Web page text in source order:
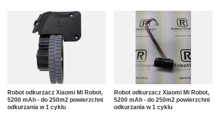
Robot odkurzacz Xiaomi Mi Robot,
5200 mAh - do 250m2 powierzchni
odkurzania w 1 cyklu
Robot odkurzacz Xiaomi Mi Robot,
5200 mAh - do 250m2 powierzchni
odkurzania w 1 cyklu